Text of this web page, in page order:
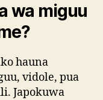
wa miguu
hauna
vidole, pua
Japokuwa